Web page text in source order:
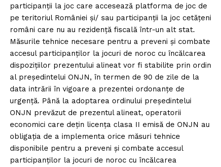
participanţii la joc care accesează platforma de joc de
pe teritoriul României şi/ sau participanţii la joc cetăţeni
români care nu au rezidenţă fiscală într-un alt stat.
Măsurile tehnice necesare pentru a preveni şi combate
accesul participanţilor la jocuri de noroc cu încălcarea
dispoziţiilor prezentului alineat vor fi stabilite prin ordin
al preşedintelui ONJN, în termen de 90 de zile de la
data intrării în vigoare a prezentei ordonanţe de
urgenţă. Până la adoptarea ordinului preşedintelui
ONJN prevăzut de prezentul alineat, operatorii
economici care deţin licenţa clasa II emisă de ONJN au
obligaţia de a implementa orice măsuri tehnice
disponibile pentru a preveni şi combate accesul
participanţilor la jocuri de noroc cu încălcarea